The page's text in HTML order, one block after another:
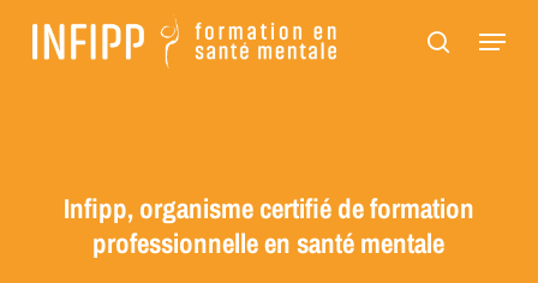
Panneau de gestion des cookies
contenu
Menu
Infipp, organisme certifié de formation
professionnelle en santé mentale